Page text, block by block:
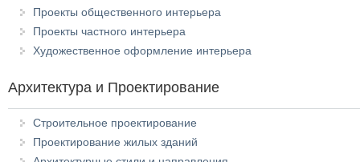
Проекты общественного интерьера
Проекты частного интерьера
Художественное оформление интерьера
Архитектура и Проектирование
Строительное проектирование
Проектирование жилых зданий